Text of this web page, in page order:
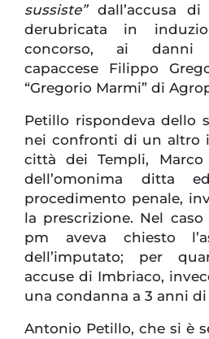
sussiste”dall’accusa di
derubricata in
concorso, ai danni
capaccese Filippo
“Gregorio Marmi” di
Petillo rispondeva dello
nei confronti di un altro
città dei Templi,
dell’omonima ditta
procedimento penale,
la prescrizione. Nel
pm aveva chiesto
dell’imputato; per
accuse di Imbriaco,
una condanna a 3 anni
Antonio Petillo, che si è